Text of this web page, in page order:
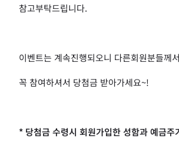
참고부탁드립니다.
이벤트는 계속진행되오니 다른회원분들께
꼭 참여하셔서 당첨금 받아가세요~!
* 당첨금 수령시 회원가입한 성함과 예금주